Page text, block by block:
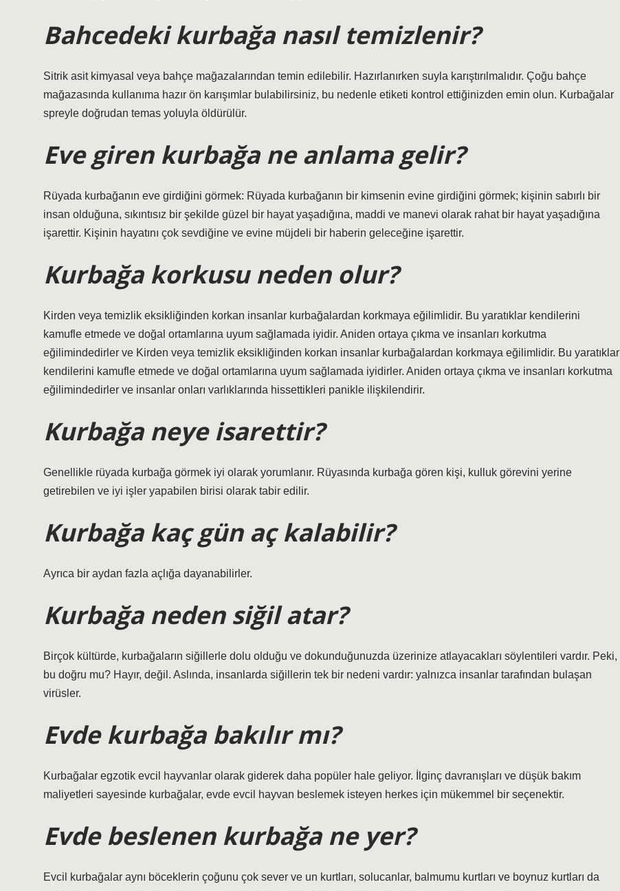
Bahcedeki kurbağa nasıl temizlenir?
Sitrik asit kimyasal veya bahçe mağazalarından temin edilebilir. Hazırlanırken suyla karıştırılmalıdır. Çoğu bahçe
mağazasında kullanıma hazır ön karışımlar bulabilirsiniz, bu nedenle etiketi kontrol ettiğinizden emin olun. Kurbağalar
spreyle doğrudan temas yoluyla öldürülür.
Eve giren kurbağa ne anlama gelir?
Rüyada kurbağanın eve girdiğini görmek: Rüyada kurbağanın bir kimsenin evine girdiğini görmek; kişinin sabırlı bir
insan olduğuna, sıkıntısız bir şekilde güzel bir hayat yaşadığına, maddi ve manevi olarak rahat bir hayat yaşadığına
işarettir. Kişinin hayatını çok sevdiğine ve evine müjdeli bir haberin geleceğine işarettir.
Kurbağa korkusu neden olur?
Kirden veya temizlik eksikliğinden korkan insanlar kurbağalardan korkmaya eğilimlidir. Bu yaratıklar kendilerini
kamufle etmede ve doğal ortamlarına uyum sağlamada iyidir. Aniden ortaya çıkma ve insanları korkutma
eğilimindedirler ve Kirden veya temizlik eksikliğinden korkan insanlar kurbağalardan korkmaya eğilimlidir. Bu yaratıklar
kendilerini kamufle etmede ve doğal ortamlarına uyum sağlamada iyidirler. Aniden ortaya çıkma ve insanları korkutma
eğilimindedirler ve insanlar onları varlıklarında hissettikleri panikle ilişkilendirir.
Kurbağa neye isarettir?
Genellikle rüyada kurbağa görmek iyi olarak yorumlanır. Rüyasında kurbağa gören kişi, kulluk görevini yerine
getirebilen ve iyi işler yapabilen birisi olarak tabir edilir.
Kurbağa kaç gün aç kalabilir?
Ayrıca bir aydan fazla açlığa dayanabilirler.
Kurbağa neden siğil atar?
Birçok kültürde, kurbağaların siğillerle dolu olduğu ve dokunduğunuzda üzerinize atlayacakları söylentileri vardır. Peki,
bu doğru mu? Hayır, değil. Aslında, insanlarda siğillerin tek bir nedeni vardır: yalnızca insanlar tarafından bulaşan
virüsler.
Evde kurbağa bakılır mı?
Kurbağalar egzotik evcil hayvanlar olarak giderek daha popüler hale geliyor. İlginç davranışları ve düşük bakım
maliyetleri sayesinde kurbağalar, evde evcil hayvan beslemek isteyen herkes için mükemmel bir seçenektir.
Evde beslenen kurbağa ne yer?
Evcil kurbağalar aynı böceklerin çoğunu çok sever ve un kurtları, solucanlar, balmumu kurtları ve boynuz kurtları da